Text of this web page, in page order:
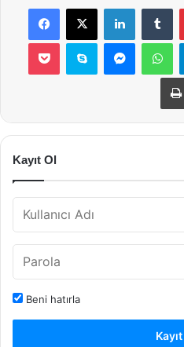
Facebook
X LinkedIn
Pocket Skype
Kayıt Ol
Beni hatırla